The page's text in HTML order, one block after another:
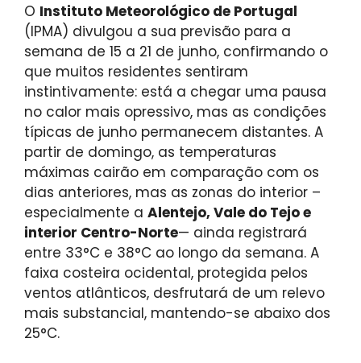
O Instituto Meteorológico de Portugal
(IPMA) divulgou a sua previsão para a
semana de 15 a 21 de junho, confirmando o
que muitos residentes sentiram
instintivamente: está a chegar uma pausa
no calor mais opressivo, mas as condições
típicas de junho permanecem distantes. A
partir de domingo, as temperaturas
máximas cairão em comparação com os
dias anteriores, mas as zonas do interior –
especialmente a Alentejo, Vale do Tejo e
interior Centro-Norte— ainda registrará
entre 33°C e 38°C ao longo da semana. A
faixa costeira ocidental, protegida pelos
ventos atlânticos, desfrutará de um relevo
mais substancial, mantendo-se abaixo dos
25°C.